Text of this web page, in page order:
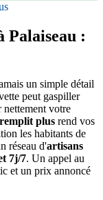
Palaiseau :
un simple détail
peut gaspiller
nettement votre
plus rend vos
les habitants de
réseau d'artisans
7j/7. Un appel au
et un prix annoncé